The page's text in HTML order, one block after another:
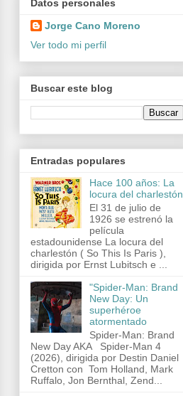
Datos personales
Jorge Cano Moreno
Ver todo mi perfil
Buscar este blog
Entradas populares
Hace 100 años: La
locura del charlestón
El 31 de julio de
1926 se estrenó la
película
estadounidense La locura del
charlestón ( So This Is Paris ),
dirigida por Ernst Lubitsch e ...
"Spider-Man: Brand
New Day: Un
superhéroe
atormentado
Spider-Man: Brand
New Day AKA Spider-Man 4
(2026), dirigida por Destin Daniel
Cretton con Tom Holland, Mark
Ruffalo, Jon Bernthal, Zend...